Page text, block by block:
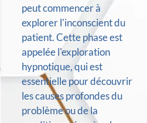
peut commencer à
explorer l'inconscient du
patient. Cette phase est
appelée l'exploration
hypnotique, qui est
essentielle pour découvrir
les causes profondes du
problème ou de la